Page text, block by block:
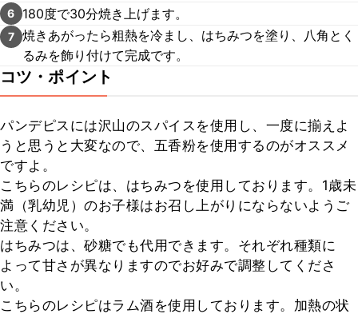
6 180度で30分焼き上げます。
7 焼きあがったら粗熱を冷まし、はちみつを塗り、八角とく
るみを飾り付けて完成です。
コツ・ポイント
パンデピスには沢山のスパイスを使用し、一度に揃えよ
うと思うと大変なので、五香粉を使用するのがオススメ
ですよ。
こちらのレシピは、はちみつを使用しております。1歳未
満（乳幼児）のお子様はお召し上がりにならないようご
注意ください。
はちみつは、砂糖でも代用できます。それぞれ種類に
よって甘さが異なりますのでお好みで調整してくださ
い。
こちらのレシピはラム酒を使用しております。加熱の状